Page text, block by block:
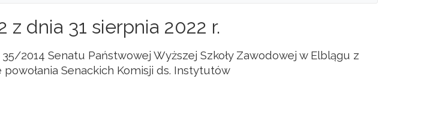
z dnia 31 sierpnia 2022 r.
2014 Senatu Państwowej Wyższej Szkoły Zawodowej w Elblągu z
powołania Senackich Komisji ds. Instytutów